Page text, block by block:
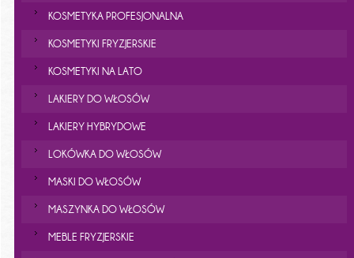
KOSMETYKA PROFESJONALNA
KOSMETYKI FRYZJERSKIE
KOSMETYKI NA LATO
LAKIERY DO WŁOSÓW
LAKIERY HYBRYDOWE
LOKÓWKA DO WŁOSÓW
MASKI DO WŁOSÓW
MASZYNKA DO WŁOSÓW
MEBLE FRYZJERSKIE